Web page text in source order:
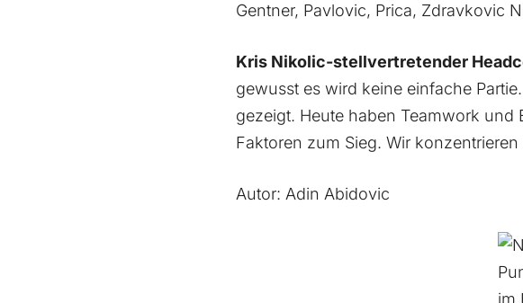
Gentner, Pavlovic, Prica, Zdravkovic
Kris Nikolic-stellvertretender
gewusst es wird keine einfache
gezeigt. Heute haben Teamwork und
Faktoren zum Sieg. Wir
Autor: Adin Abidovic